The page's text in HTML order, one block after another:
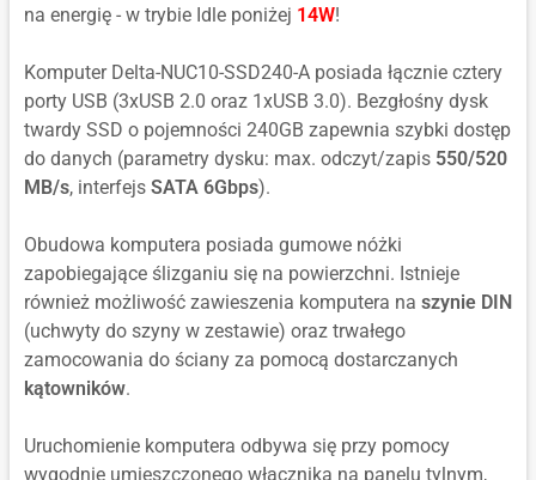
na energię - w trybie Idle poniżej 14W!
Komputer Delta-NUC10-SSD240-A posiada łącznie cztery
porty USB (3xUSB 2.0 oraz 1xUSB 3.0). Bezgłośny dysk
twardy SSD o pojemności 240GB zapewnia szybki dostęp
do danych (parametry dysku: max. odczyt/zapis 550/520
MB/s, interfejs SATA 6Gbps).
Obudowa komputera posiada gumowe nóżki
zapobiegające ślizganiu się na powierzchni. Istnieje
również możliwość zawieszenia komputera na szynie DIN
(uchwyty do szyny w zestawie) oraz trwałego
zamocowania do ściany za pomocą dostarczanych
kątowników.
Uruchomienie komputera odbywa się przy pomocy
wygodnie umieszczonego włącznika na panelu tylnym,